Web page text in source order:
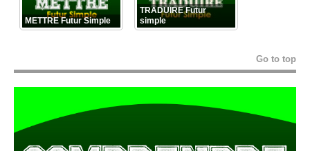
METTRE Futur Simple
TRADUIRE Futur
simple
Go to top